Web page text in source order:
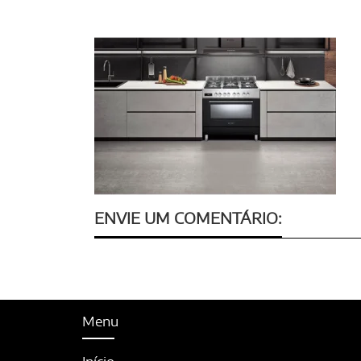
ENVIE UM COMENTÁRIO:
Menu